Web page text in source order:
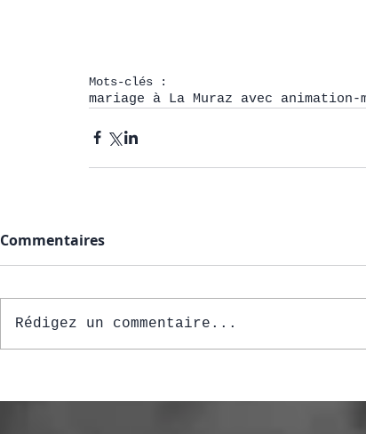
Mots-clés :
mariage à La Muraz avec animation-
Commentaires
Rédigez un commentaire...